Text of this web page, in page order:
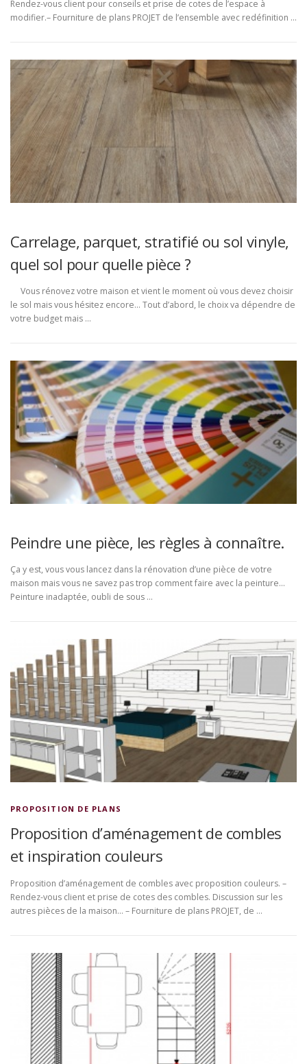
Rendez-vous client pour conseils et prise de cotes de l’espace à
modifier.– Fourniture de plans PROJET de l’ensemble avec redéfinition …
Carrelage, parquet, stratifié ou sol vinyle,
quel sol pour quelle pièce ?
Vous rénovez votre maison et vient le moment où vous devez choisir
le sol mais vous hésitez encore… Tout d’abord, le choix va dépendre de
votre budget mais …
Peindre une pièce, les règles à connaître.
Ça y est, vous vous lancez dans la rénovation d’une pièce de votre
maison mais vous ne savez pas trop comment faire avec la peinture…
Peinture inadaptée, oubli de sous …
PROPOSITION DE PLANS
Proposition d’aménagement de combles
et inspiration couleurs
Proposition d’aménagement de combles avec proposition couleurs. –
Rendez-vous client et prise de cotes des combles. Discussion sur les
autres pièces de la maison… – Fourniture de plans PROJET, de …